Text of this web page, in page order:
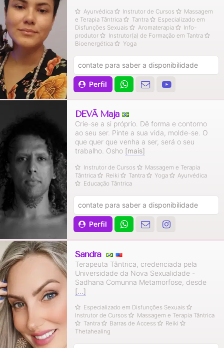
Ayurvédica Instrutor de Cursos
Massagem
e Terapia Tântrica
Tantra
Especializado em
Disfunções Sexuais
Aromaterapia
Info-
produtor
Instrutor(a) de Formação em Tantra
Bioenergética
Yoga
Perfil
contate para saber a disponibilidade
DEVĀ Mājā
Crie-se a si próprio. Dê forma e contorno
ao seu ser. Pinte a sua vida, molde-se. O
que quer que venha a ser, será o seu
trabalho. Osho [mais]
Instrutor de Cursos
Massagem e Terapia
Tântrica
Reiki Tantra Yoga
Ayurvédica
Educação Tântrica
Perfil
contate para saber a disponibilidade
Sandra
Terapeuta Tântrica, credenciada pela
Universidade da Nova Sexualidade -
Sadhana Comunna Metamorfose, desde
[...]
Especializado em Disfunções Sexuais
Instrutor de Cursos
Massagem e Terapia Tântrica
Tantra
Barras de Access
Reiki
Thetahealing